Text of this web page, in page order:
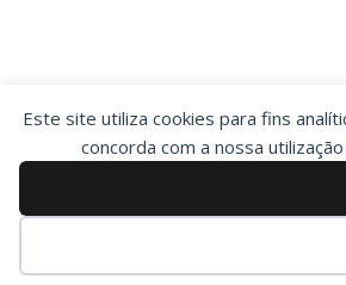
Este site utiliza cookies para fins
concorda com a nossa